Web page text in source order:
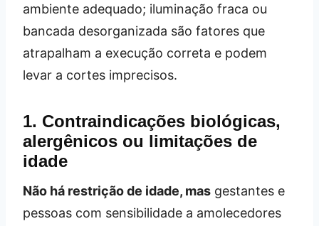
ambiente adequado; iluminação fraca ou
bancada desorganizada são fatores que
atrapalham a execução correta e podem
levar a cortes imprecisos.
1. Contraindicações biológicas,
alergênicos ou limitações de
idade
Não há restrição de idade, mas gestantes e
pessoas com sensibilidade a amolecedores